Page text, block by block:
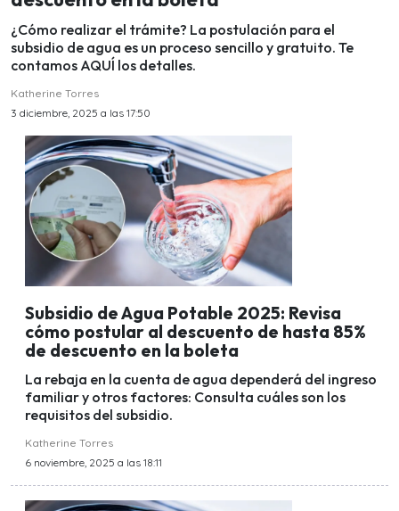
¿Cómo realizar el trámite? La postulación para el
subsidio de agua es un proceso sencillo y gratuito. Te
contamos AQUÍ los detalles.
Katherine Torres
3 diciembre, 2025 a las 17:50
Subsidio de Agua Potable 2025: Revisa
cómo postular al descuento de hasta 85%
de descuento en la boleta
La rebaja en la cuenta de agua dependerá del ingreso
familiar y otros factores: Consulta cuáles son los
requisitos del subsidio.
Katherine Torres
6 noviembre, 2025 a las 18:11